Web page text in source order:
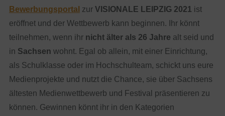
Bewerbungsportal zur VISIONALE LEIPZIG 2021 ist
eröffnet und der Wettbewerb kann beginnen. Ihr könnt
teilnehmen, wenn ihr nicht älter als 26 Jahre alt seid und
in Sachsen wohnt. Egal ob allein, mit einer Einrichtung,
als Schulklasse oder im Hochschulteam, schickt uns eure
Medienprojekte und nutzt die Chance, sie über Sachsens
ältesten Medienwettbewerb und Festival präsentieren zu
können. Gewinnen könnt ihr in den Kategorien